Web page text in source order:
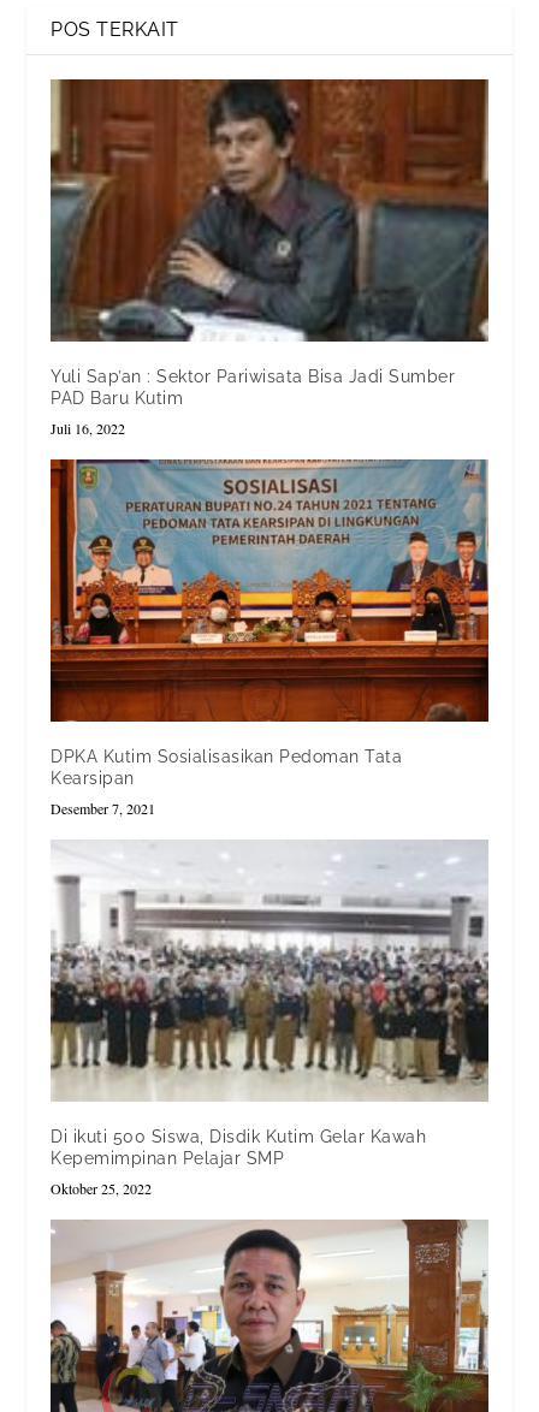
POS TERKAIT
Yuli Sap’an : Sektor Pariwisata Bisa Jadi Sumber
PAD Baru Kutim
Juli 16, 2022
DPKA Kutim Sosialisasikan Pedoman Tata
Kearsipan
Desember 7, 2021
Di ikuti 500 Siswa, Disdik Kutim Gelar Kawah
Kepemimpinan Pelajar SMP
Oktober 25, 2022